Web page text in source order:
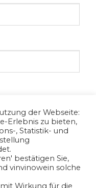
der Webseite:
Erlebnis zu bieten,
, Statistik- und
bestätigen Sie,
vinvinowein solche